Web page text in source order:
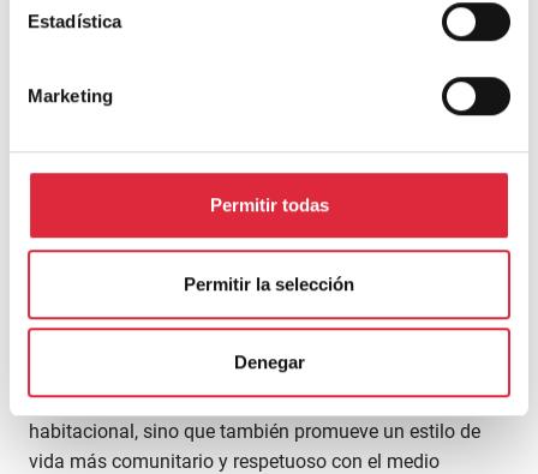
Estadística
Marketing
Permitir todas
Permitir la selección
Denegar
en el entorno urbano. Su éxito demuestra que es posible
construir viviendas sostenibles y accesibles dentro de un
Conclusión
cooperativa, combinando sostenibilidad, gestión
colectiva y un modelo no especulativo. Su uso
innovador de la madera y su enfoque en la
inspiradora para futuros proyectos de vivienda en todo
el mundo. Este modelo no solo aborda la crisis
habitacional, sino que también promueve un estilo de
vida más comunitario y respetuoso con el medio